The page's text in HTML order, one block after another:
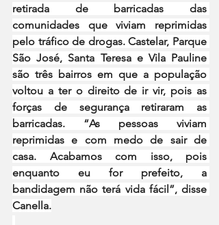
retirada de barricadas das
comunidades que viviam reprimidas
pelo tráfico de drogas. Castelar, Parque
São José, Santa Teresa e Vila Pauline
são três bairros em que a população
voltou a ter o direito de ir vir, pois as
forças de segurança retiraram as
barricadas. “As pessoas viviam
reprimidas e com medo de sair de
casa. Acabamos com isso, pois
enquanto eu for prefeito, a
bandidagem não terá vida fácil”, disse
Canella.